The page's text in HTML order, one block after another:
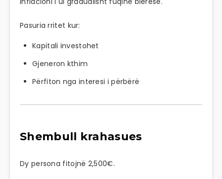
Pasuria rritet kur:
Kapitali investohet
Gjeneron kthim
Përfiton nga interesi i përbërë
Shembull krahasues
Dy persona fitojnë 2,500€.